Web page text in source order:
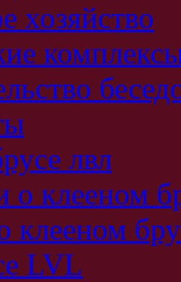
хозяйство
лвл
о клееном
клееном
LVL